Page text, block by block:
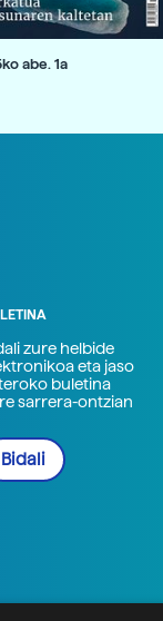
abe. 1a
zure helbide
eta jaso
buletina
sarrera-ontzian
Bidali